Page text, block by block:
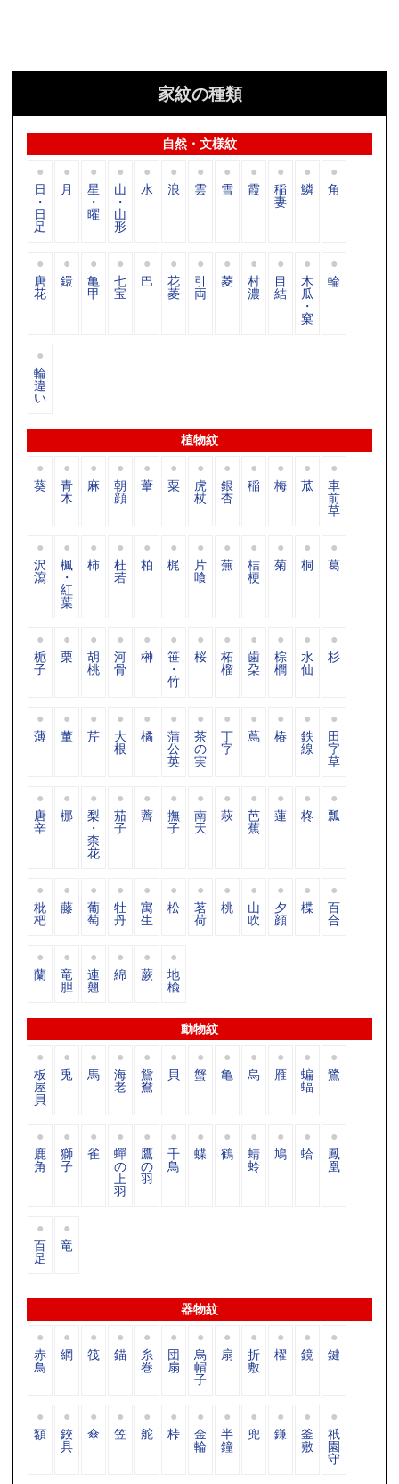
家紋の種類
自然・文様紋
日
・
日
足
月 星
・
曜
山
・
山
形
水 浪 雲 雪 霞 稲
妻
鱗 角
唐
花
鐶 亀
甲
七
宝
巴 花
菱
引
両
菱 村
濃
目
結
木
瓜
・
窠
輪
輪
違
い
植物紋
葵 青
木
麻 朝
顔
葦 粟 虎
杖
銀
杏
稲 梅 苽 車
前
草
沢
瀉
楓
・
紅
葉
柿 杜
若
柏 梶 片
喰
蕪 桔
梗
菊 桐 葛
栀
子
栗 胡
桃
河
骨
榊 笹
・
竹
桜 柘
榴
歯
朶
棕
櫚
水
仙
杉
薄 董 芹 大
根
橘 蒲
公
英
茶
の
実
丁
字
蔦 椿 鉄
線
田
字
草
唐
辛
梛 梨
・
柰
花
茄
子
薺 撫
子
南
天
萩 芭
蕉
蓮 柊 瓢
枇
杷
藤 葡
萄
牡
丹
寓
生
松 茗
荷
桃 山
吹
夕
顔
楪 百
合
蘭 竜
胆
連
翹
綿 蕨 地
楡
動物紋
板
屋
貝
兎 馬 海
老
鴛
鴦
貝 蟹 亀 烏 雁 蝙
蝠
鷺
鹿
角
獅
子
雀 蟬
の
上
羽
鷹
の
羽
千
鳥
蝶 鶴 蜻
蛉
鳩 蛤 鳳
凰
百
足
竜
器物紋
赤
鳥
網 筏 錨 糸
巻
団
扇
烏
帽
子
扇 折
敷
櫂 鏡 鍵
額 鉸
具
傘 笠 舵 桛 金
輪
半
鐘
兜 鎌 釜
敷
祇
園
守